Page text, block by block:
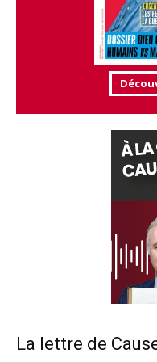
La lettre de